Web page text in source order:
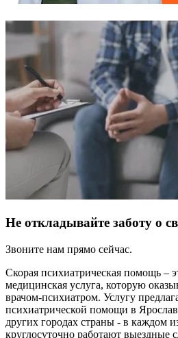
Не откладывайте заботу о
Звоните нам прямо сейчас.
Скорая психиатрическая помощь –
медицинская услуга, которую
врачом-психиатром. Услугу
психиатрической помощи в
других городах страны - в каждом
круглосуточно работают выездные